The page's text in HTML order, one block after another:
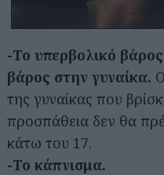
-Το υπερβολικό
βάρος στην γυναίκα.
της γυναίκας που
προσπάθεια δεν θα
κάτω του 17.
-Το κάπνισμα.